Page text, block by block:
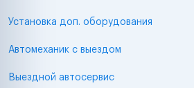
Установка доп. оборудования
Автомеханик с выездом
Выездной автосервис